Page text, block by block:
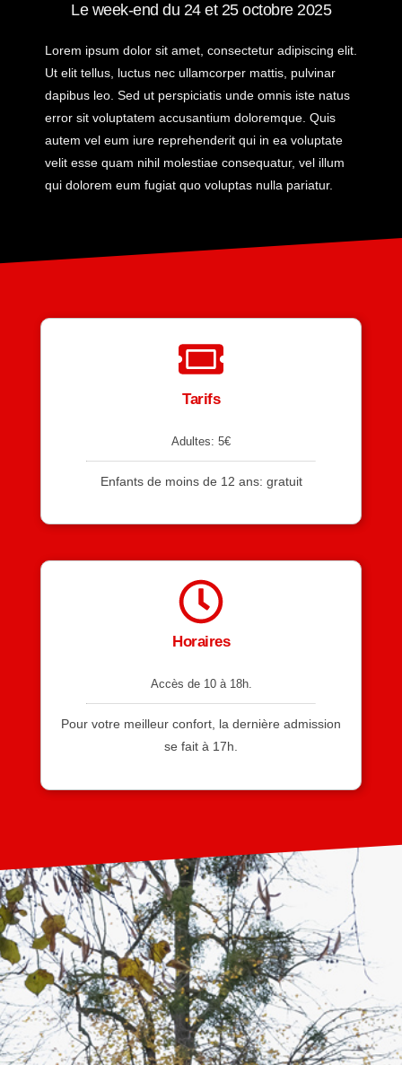
Le week-end du 24 et 25 octobre 2025
Lorem ipsum dolor sit amet, consectetur adipiscing elit.
Ut elit tellus, luctus nec ullamcorper mattis, pulvinar
dapibus leo. Sed ut perspiciatis unde omnis iste natus
error sit voluptatem accusantium doloremque. Quis
autem vel eum iure reprehenderit qui in ea voluptate
velit esse quam nihil molestiae consequatur, vel illum
qui dolorem eum fugiat quo voluptas nulla pariatur.
Tarifs
Adultes: 5€
Enfants de moins de 12 ans: gratuit
Horaires
Accès de 10 à 18h.
Pour votre meilleur confort, la dernière admission
se fait à 17h.